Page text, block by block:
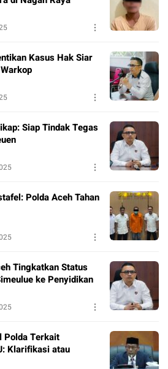
Kasus Hak Siar
Siap Tindak Tegas
Polda Aceh Tahan
Tingkatkan Status
ke Penyidikan
Polda Terkait
Klarifikasi atau